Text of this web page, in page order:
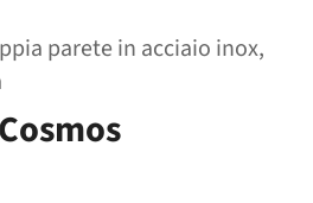
parete in acciaio inox,